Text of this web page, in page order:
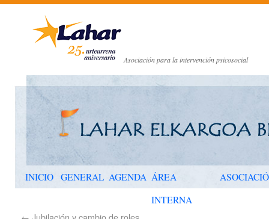
Asociación para la intervención psicosocial
INICIO GENERAL AGENDA ÁREA
INTERNA